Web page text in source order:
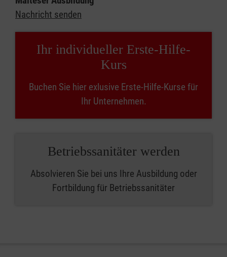
Nachricht senden
Ihr individueller Erste-Hilfe-
Kurs
Buchen Sie hier exlusive Erste-Hilfe-Kurse für
Ihr Unternehmen.
Betriebssanitäter werden
Absolvieren Sie bei uns Ihre Ausbildung oder
Fortbildung für Betriebssanitäter